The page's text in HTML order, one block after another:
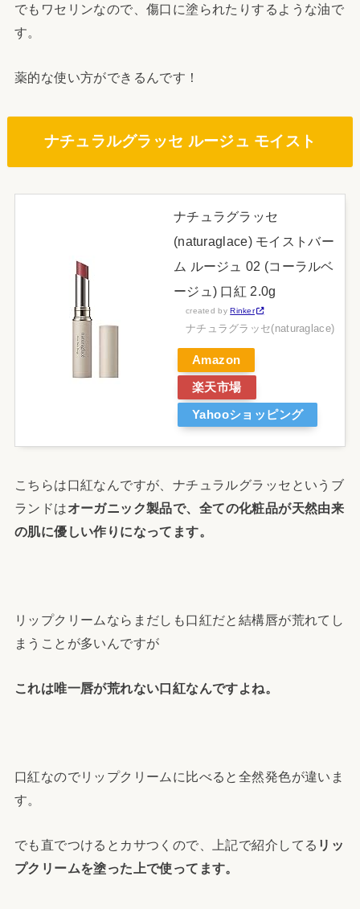
でもワセリンなので、傷口に塗られたりするような油で
す。
薬的な使い方ができるんです！
ナチュラルグラッセ ルージュ モイスト
ナチュラグラッセ
(naturaglace) モイストバー
ム ルージュ 02 (コーラルベ
ージュ) 口紅 2.0g
created byRinker
ナチュラグラッセ(naturaglace)
Amazon
楽天市場
Yahooショッピング
こちらは口紅なんですが、ナチュラルグラッセというブ
ランドはオーガニック製品で、全ての化粧品が天然由来
の肌に優しい作りになってます。
リップクリームならまだしも口紅だと結構唇が荒れてし
まうことが多いんですが
これは唯一唇が荒れない口紅なんですよね。
口紅なのでリップクリームに比べると全然発色が違いま
す。
でも直でつけるとカサつくので、上記で紹介してる リッ
プクリームを塗った上で使ってます。